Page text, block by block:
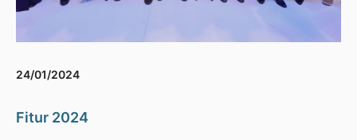
24/01/2024
Fitur 2024